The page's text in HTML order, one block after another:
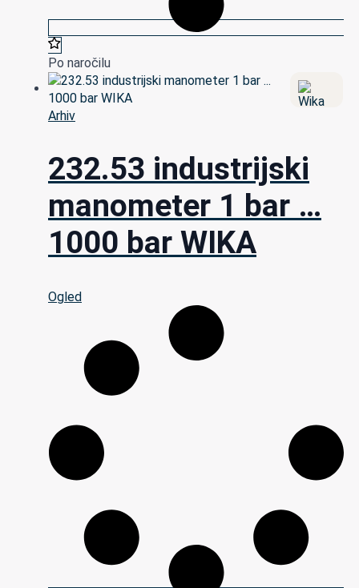
Po naročilu
Arhiv
232.53 industrijski
manometer 1 bar …
1000 bar WIKA
Ogled